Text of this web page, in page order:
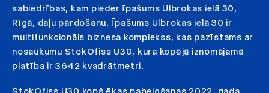
sabiedrības, kam pieder īpašums Ulbrokas ielā 30,
Rīgā, daļu pārdošanu. Īpašums Ulbrokas ielā 30 ir
multifunkcionāls biznesa komplekss, kas pazīstams ar
nosaukumu StokOfiss U30, kura kopējā iznomājamā
platība ir 3642 kvadrātmetri.